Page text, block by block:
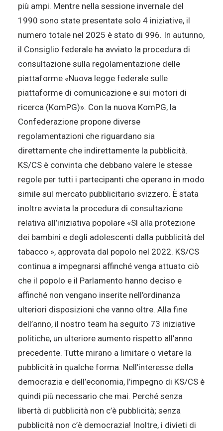
più ampi. Mentre nella sessione invernale del
1990 sono state presentate solo 4 iniziative, il
numero totale nel 2025 è stato di 996. In autunno,
il Consiglio federale ha avviato la procedura di
consultazione sulla regolamentazione delle
piattaforme «Nuova legge federale sulle
piattaforme di comunicazione e sui motori di
ricerca (KomPG)». Con la nuova KomPG, la
Confederazione propone diverse
regolamentazioni che riguardano sia
direttamente che indirettamente la pubblicità.
KS/CS è convinta che debbano valere le stesse
regole per tutti i partecipanti che operano in modo
simile sul mercato pubblicitario svizzero. È stata
inoltre avviata la procedura di consultazione
relativa all’iniziativa popolare «Sì alla protezione
dei bambini e degli adolescenti dalla pubblicità del
tabacco », approvata dal popolo nel 2022. KS/CS
continua a impegnarsi affinché venga attuato ciò
che il popolo e il Parlamento hanno deciso e
affinché non vengano inserite nell’ordinanza
ulteriori disposizioni che vanno oltre. Alla fine
dell’anno, il nostro team ha seguito 73 iniziative
politiche, un ulteriore aumento rispetto all’anno
precedente. Tutte mirano a limitare o vietare la
pubblicità in qualche forma. Nell’interesse della
democrazia e dell’economia, l’impegno di KS/CS è
quindi più necessario che mai. Perché senza
libertà di pubblicità non c’è pubblicità; senza
pubblicità non c’è democrazia! Inoltre, i divieti di